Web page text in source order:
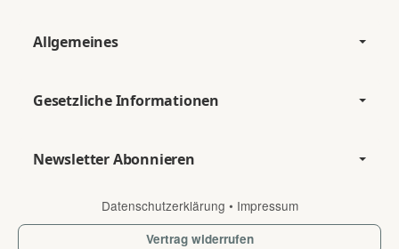
Allgemeines
Gesetzliche Informationen
Newsletter Abonnieren
Datenschutzerklärung • Impressum
Vertrag widerrufen